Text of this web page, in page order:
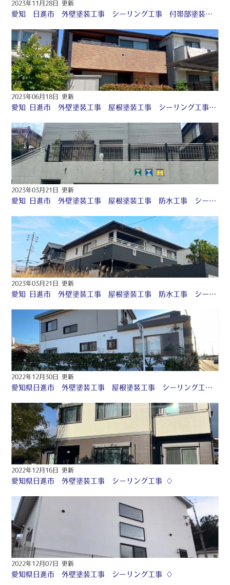
2023年11月28日 更新
愛知 日進市 外壁塗装工事 シーリング工事 付帯部塗装工事 ♤
2023年06月18日 更新
愛知 日進市 外壁塗装工事 屋根塗装工事 シーリング工事 付帯部塗装工事 防水工事 ♤
2023年03月21日 更新
愛知 日進市 外壁塗装工事 屋根塗装工事 防水工事 シーリング工事 ♤
2023年03月21日 更新
愛知 日進市 外壁塗装工事 屋根塗装工事 防水工事 シーリング工事 ♤
2022年12月30日 更新
愛知県日進市 外壁塗装工事 屋根塗装工事 シーリング工事 ♢
2022年12月16日 更新
愛知県日進市 外壁塗装工事 シーリング工事 ♢
2022年12月07日 更新
愛知県日進市 外壁塗装工事 シーリング工事 ♢